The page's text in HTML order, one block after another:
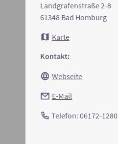
Landgrafenstraße 2-8
61348 Bad Homburg
Karte
Kontakt:
Webseite
E-Mail
Telefon: 06172-1280